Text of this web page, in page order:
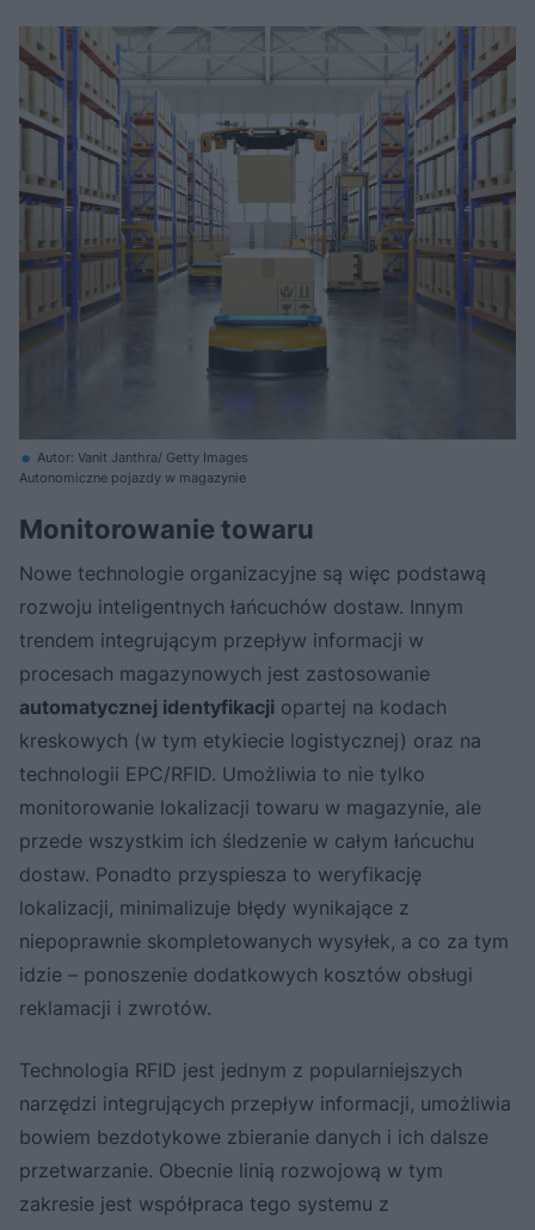
Autor: Vanit Janthra/ Getty Images
Autonomiczne pojazdy w magazynie
Monitorowanie towaru
Nowe technologie organizacyjne są więc podstawą
rozwoju inteligentnych łańcuchów dostaw. Innym
trendem integrującym przepływ informacji w
procesach magazynowych jest zastosowanie
automatycznej identyfikacji opartej na kodach
kreskowych (w tym etykiecie logistycznej) oraz na
technologii EPC/RFID. Umożliwia to nie tylko
monitorowanie lokalizacji towaru w magazynie, ale
przede wszystkim ich śledzenie w całym łańcuchu
dostaw. Ponadto przyspiesza to weryfikację
lokalizacji, minimalizuje błędy wynikające z
niepoprawnie skompletowanych wysyłek, a co za tym
idzie – ponoszenie dodatkowych kosztów obsługi
reklamacji i zwrotów.
Technologia RFID jest jednym z popularniejszych
narzędzi integrujących przepływ informacji, umożliwia
bowiem bezdotykowe zbieranie danych i ich dalsze
przetwarzanie. Obecnie linią rozwojową w tym
zakresie jest współpraca tego systemu z